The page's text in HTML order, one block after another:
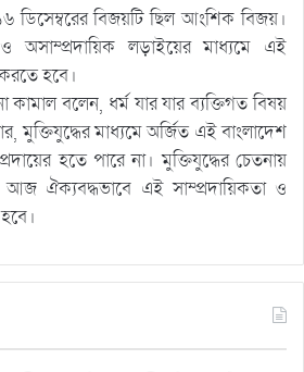
ডিসেম্বরের বিজয়টি ছিল আংশিক বিজয়।
অসাম্প্রদায়িক লড়াইয়ের মাধ্যমে এই
হবে।
কামাল বলেন, ধর্ম যার যার ব্যক্তিগত বিষয়
মুক্তিযুদ্ধের মাধ্যমে অর্জিত এই বাংলাদেশ
হতে পারে না। মুক্তিযুদ্ধের চেতনায়
আজ ঐক্যবদ্ধভাবে এই সাম্প্রদায়িকতা ও